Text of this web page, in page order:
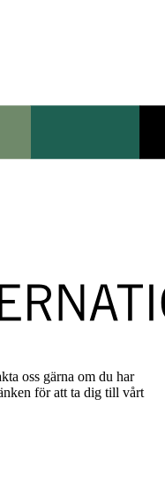
oss gärna om du har
för att ta dig till vårt